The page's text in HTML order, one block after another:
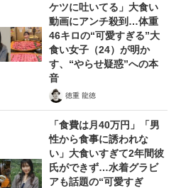
ケツに吐いてる」大食い
動画にアンチ殺到…体重
46キロの“可愛すぎる”大
食い女子（24）が明か
す、“やらせ疑惑”への本
音
徳重 龍徳
「食費は月40万円」「男
性から食事に誘われな
い」大食いすぎて2年間彼
氏ができず…水着グラビ
アも話題の“可愛すぎ